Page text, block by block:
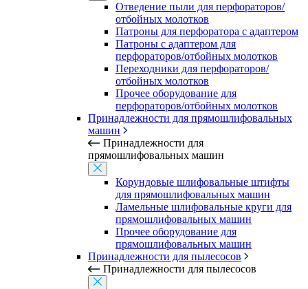
Отведение пыли для перфораторов/
отбойных молотков
Патроны для перфоратора с адаптером
Патроны с адаптером для
перфораторов/отбойных молотков
Переходники для перфораторов/
отбойных молотков
Прочее оборудование для
перфораторов/отбойных молотков
Принадлежности для прямошлифовальных
машин
Принадлежности для
прямошлифовальных машин
Корундовые шлифовальные штифты
для прямошлифовальных машин
Ламельные шлифовальные круги для
прямошлифовальных машин
Прочее оборудование для
прямошлифовальных машин
Принадлежности для пылесосов
Принадлежности для пылесосов